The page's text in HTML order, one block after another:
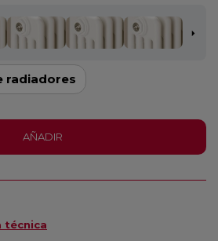
radiadores
AÑADIR
técnica